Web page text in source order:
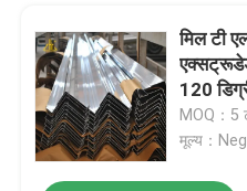
गुणवत्ता नियंत्रण
एक बोली का अनुरोध
मिल टी
120
MOQ：5
मूल्य：